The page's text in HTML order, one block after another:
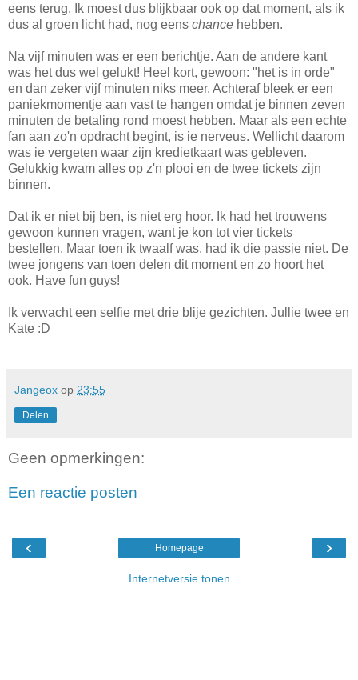
eens terug. Ik moest dus blijkbaar ook op dat moment, als ik
dus al groen licht had, nog eens chance hebben.
Na vijf minuten was er een berichtje. Aan de andere kant
was het dus wel gelukt! Heel kort, gewoon: "het is in orde"
en dan zeker vijf minuten niks meer. Achteraf bleek er een
paniekmomentje aan vast te hangen omdat je binnen zeven
minuten de betaling rond moest hebben. Maar als een echte
fan aan zo'n opdracht begint, is ie nerveus. Wellicht daarom
was ie vergeten waar zijn kredietkaart was gebleven.
Gelukkig kwam alles op z'n plooi en de twee tickets zijn
binnen.
Dat ik er niet bij ben, is niet erg hoor. Ik had het trouwens
gewoon kunnen vragen, want je kon tot vier tickets
bestellen. Maar toen ik twaalf was, had ik die passie niet. De
twee jongens van toen delen dit moment en zo hoort het
ook. Have fun guys!
Ik verwacht een selfie met drie blije gezichten. Jullie twee en
Kate :D
Jangeox op 23:55
Delen
Geen opmerkingen:
Een reactie posten
‹ ›
Homepage
Internetversie tonen